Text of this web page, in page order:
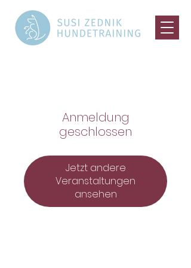
Anmeldung
geschlossen
Jetzt andere
Veranstaltungen
ansehen